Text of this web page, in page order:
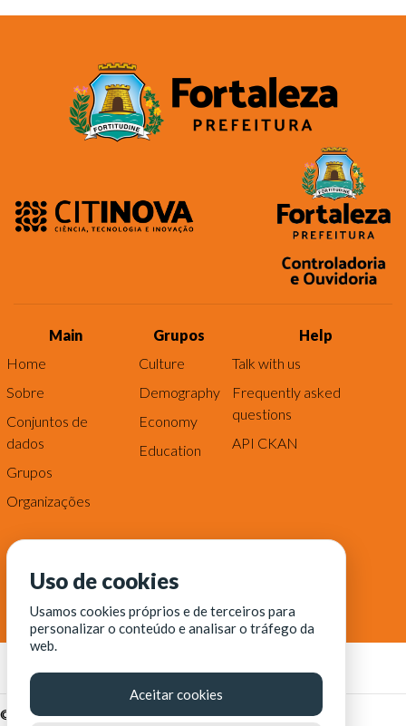
Main
Home
Sobre
Conjuntos de
dados
Grupos
Organizações
Grupos
Culture
Demography
Economy
Education
Help
Talk with us
Frequently asked
questions
API CKAN
© Fortaleza Digital || CITINOVA - Fundação de Ciência,
Uso de cookies
Usamos cookies próprios e de terceiros para
personalizar o conteúdo e analisar o tráfego da
web.
Aceitar cookies